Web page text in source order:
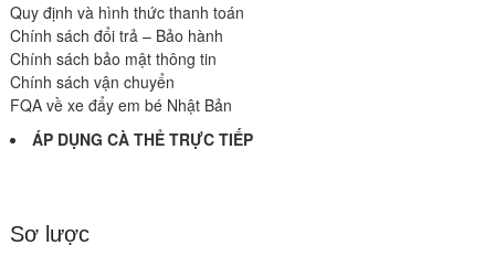
Quy định và hình thức thanh toán
Chính sách đổi trả – Bảo hành
Chính sách bảo mật thông tin
Chính sách vận chuyển
FQA về xe đẩy em bé Nhật Bản
ÁP DỤNG CÀ THẺ TRỰC TIẾP
Sơ lược